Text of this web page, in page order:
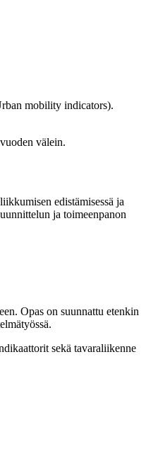
mobility indicators).
välein.
edistämisessä ja
ja toimeenpanon
Opas on suunnattu etenkin
sekä tavaraliikenne